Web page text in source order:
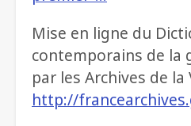
Mise en ligne du
contemporains de la
par les Archives de la
http://